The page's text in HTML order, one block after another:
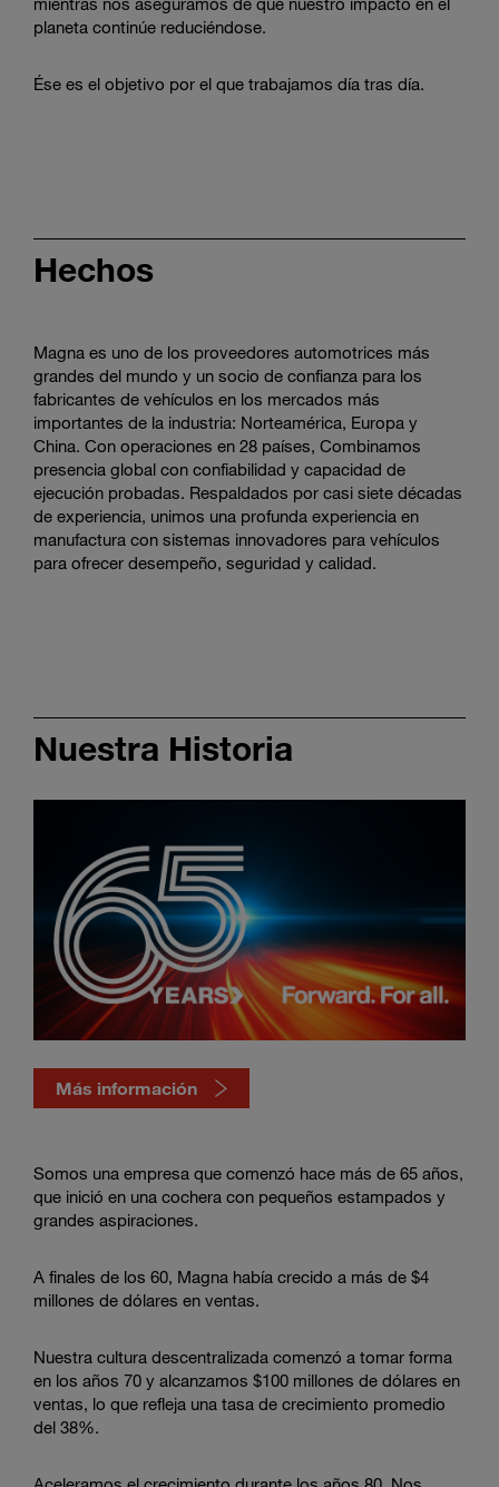
planeta continúe reduciéndose.
Ése es el objetivo por el que trabajamos día tras día.
Hechos
Magna es uno de los proveedores automotrices más
grandes del mundo y un socio de confianza para los
fabricantes de vehículos en los mercados más
importantes de la industria: Norteamérica, Europa y
China. Con operaciones en 28 países, Combinamos
presencia global con confiabilidad y capacidad de
ejecución probadas. Respaldados por casi siete décadas
de experiencia, unimos una profunda experiencia en
manufactura con sistemas innovadores para vehículos
para ofrecer desempeño, seguridad y calidad.
Nuestra Historia
Click
here
Más información
Somos una empresa que comenzó hace más de 65 años,
que inició en una cochera con pequeños estampados y
grandes aspiraciones.
A finales de los 60, Magna había crecido a más de $4
millones de dólares en ventas.
Nuestra cultura descentralizada comenzó a tomar forma
en los años 70 y alcanzamos $100 millones de dólares en
ventas, lo que refleja una tasa de crecimiento promedio
del 38%.